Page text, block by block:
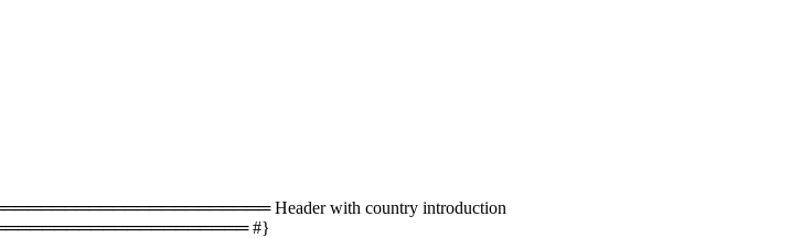
Header with country introduction
#}